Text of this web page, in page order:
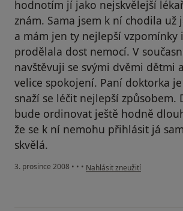
hodnotím jí jako nejskvělejší
znám. Sama jsem k ní chodila už
a mám jen ty nejlepší vzpomínky
prodělala dost nemocí. V
navštěvuji se svými dvěmi dětmi
velice spokojení. Paní doktorka
snaží se léčit nejlepší způsobem.
bude ordinovat ještě hodně
že se k ní nemohu přihlásit já
skvělá.
3. prosince 2008 • • • podle názoru uživatele Lucie
Nahlásit zneužití